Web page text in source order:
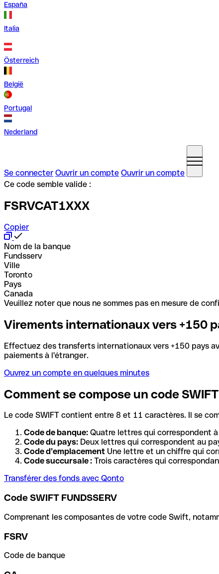
España
Italia
Österreich
België
Portugal
Nederland
Se connecter Ouvrir un compte Ouvrir un compte
Ce code semble valide :
FSRVCAT1XXX
Copier
Nom de la banque
Fundsserv
Ville
Toronto
Pays
Canada
Veuillez noter que nous ne sommes pas en mesure de
Virements internationaux vers +150
Effectuez des transferts internationaux vers +150 pays
paiements à l'étranger.
Ouvrez un compte en quelques minutes
Comment se compose un code
Le code SWIFT contient entre 8 et 11 caractères. Il se
Code de banque: Quatre lettres qui correspondent
Code du pays: Deux lettres qui correspondent au
Code d’emplacement Une lettre et un chiffre qui
Code succursale : Trois caractères qui
Transférer des fonds avec Qonto
Code SWIFT FUNDSSERV
Comprenant les composantes de votre code Swift,
FSRV
Code de banque